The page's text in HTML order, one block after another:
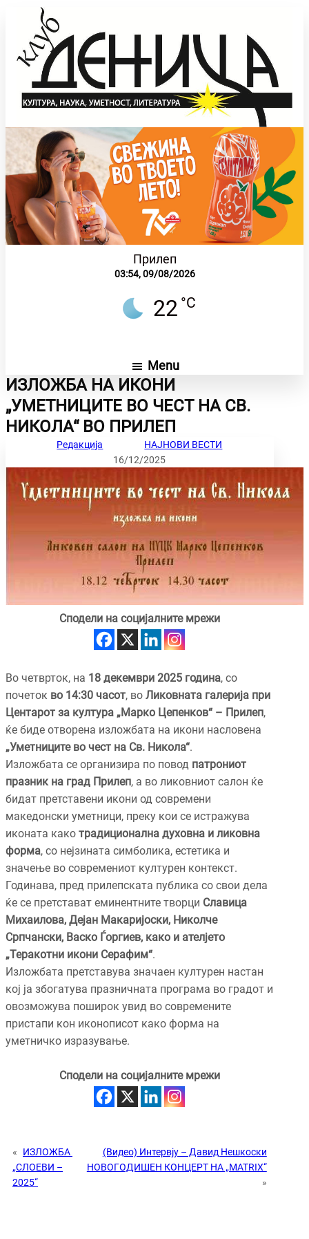
Прилеп
03:54,09/08/2026
22 °C
Menu
ИЗЛОЖБА НА ИКОНИ
„УМЕТНИЦИТЕ ВО ЧЕСТ НА СВ.
НИКОЛА“ ВО ПРИЛЕП
Редакција
НАЈНОВИ ВЕСТИ
16/12/2025
Сподели на социјалните мрежи
Во четврток, на 18 декември 2025 година, со
почеток во 14:30 часот, во Ликовната галерија при
Центарот за култура „Марко Цепенков“ – Прилеп,
ќе биде отворена изложбата на икони насловена
„Уметниците во чест на Св. Никола“.
Изложбата се организира по повод патрониот
празник на град Прилеп, а во ликовниот салон ќе
бидат претставени икони од современи
македонски уметници, преку кои се истражува
иконата како традиционална духовна и ликовна
форма, со нејзината симболика, естетика и
значење во современиот културен контекст.
Годинава, пред прилепската публика со свои дела
ќе се претстават еминентните творци Славица
Михаилова, Дејан Макаријоски, Николче
Српчански, Васко Ѓоргиев, како и ателјето
„Теракотни икони Серафим“.
Изложбата претставува значаен културен настан
кој ја збогатува празничната програма во градот и
овозможува поширок увид во современите
пристапи кон иконописот како форма на
уметничко изразување.
Сподели на социјалните мрежи
«
ИЗЛОЖБА
„СЛОЕВИ –
2025“
(Видео) Интервју – Давид Нешкоски
НОВОГОДИШЕН КОНЦЕРТ НА „MATRIX“
»